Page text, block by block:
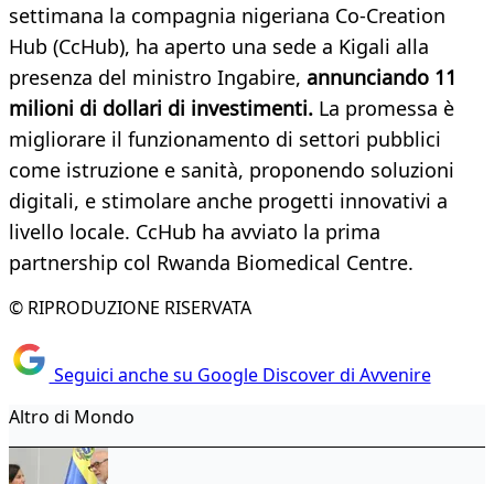
settimana la compagnia nigeriana Co-Creation
Hub (CcHub), ha aperto una sede a Kigali alla
presenza del ministro Ingabire, annunciando 11
milioni di dollari di investimenti. La promessa è
migliorare il funzionamento di settori pubblici
come istruzione e sanità, proponendo soluzioni
digitali, e stimolare anche progetti innovativi a
livello locale. CcHub ha avviato la prima
partnership col Rwanda Biomedical Centre.
© RIPRODUZIONE RISERVATA
Seguici anche su Google Discover di Avvenire
Altro di Mondo